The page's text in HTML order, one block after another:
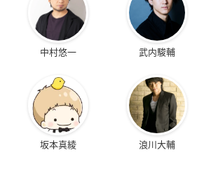
中村悠一 武内駿輔
坂本真綾 浪川大輔